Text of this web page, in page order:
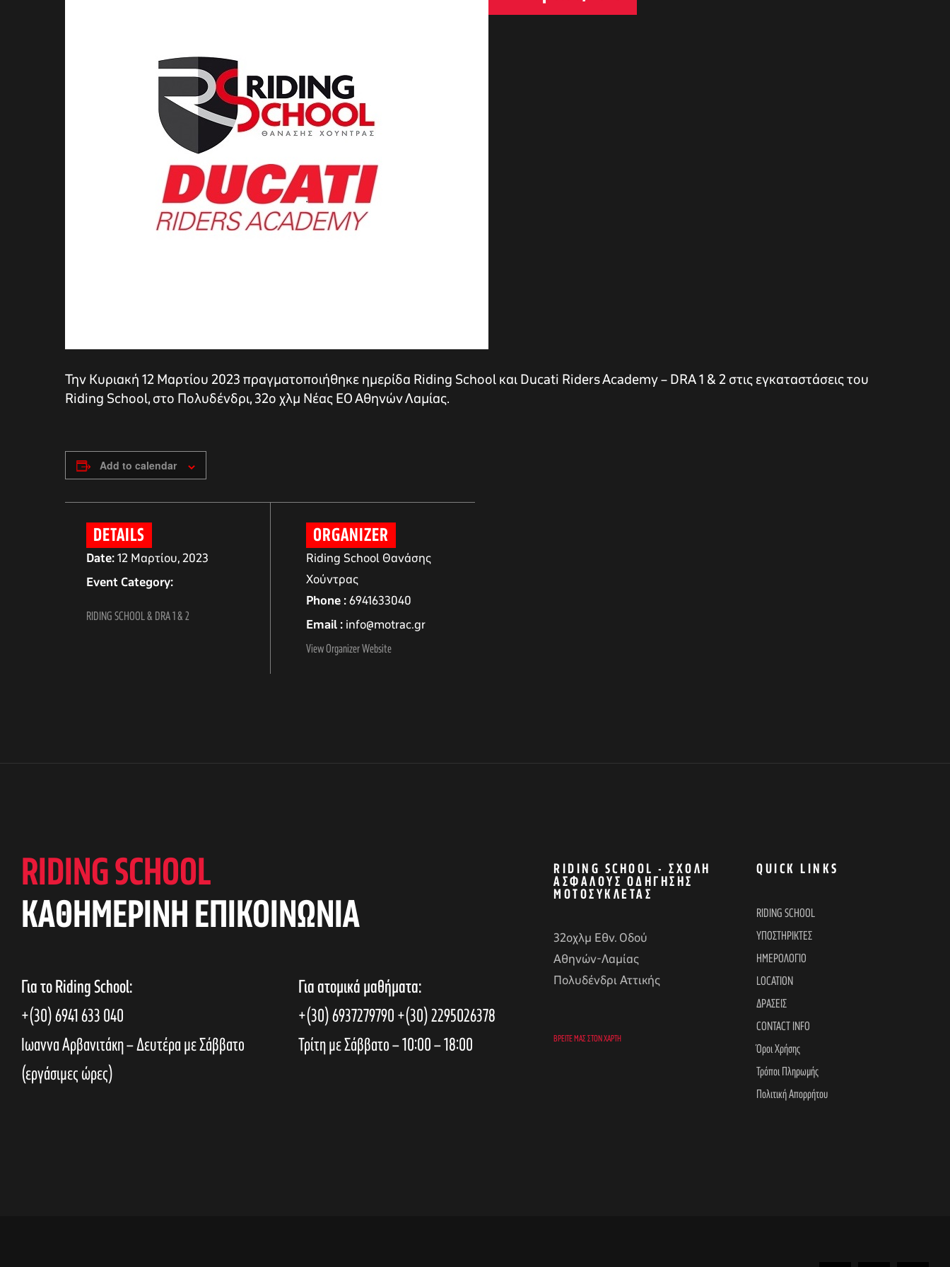
Την Κυριακή 12 Μαρτίου 2023 πραγματοποιήθηκε ημερίδα Riding School και Ducati Riders Academy – DRA 1 & 2 στις εγκαταστάσεις του
Riding School, στο Πολυδένδρι, 32ο χλμ Νέας ΕΟ Αθηνών Λαμίας.
Add to calendar
DETAILS
Date:12 Μαρτίου, 2023
Event Category:
RIDING SCHOOL & DRA 1 & 2
ORGANIZER
Riding School Θανάσης
Χούντρας
Phone 6941633040
Email info@motrac.gr
View Organizer Website
RIDING SCHOOL
KAΘΗΜΕΡΙΝΗ ΕΠΙΚΟΙΝΩΝΙΑ
Για το Riding School:
+(30) 6941 633 040
Ιωαννα Αρβανιτάκη – Δευτέρα με Σάββατο
(εργάσιμες ώρες)
Για ατομικά μαθήματα:
+(30) 6937279790+(30) 2295026378
Τρίτη με Σάββατο – 10:00 – 18:00
RIDING SCHOOL - ΣΧΟΛΉ
ΑΣΦΑΛΟΎΣ ΟΔΉΓΗΣΗΣ
ΜΟΤΟΣΥΚΛΈΤΑΣ
32οχλμ Εθν. Οδού
Αθηνών-Λαμίας
Πολυδένδρι Αττικής
ΒΡΕΊΤΕ ΜΑΣ ΣΤΟΝ ΧΆΡΤΗ
QUICK LINKS
RIDING SCHOOL
ΥΠΟΣΤΗΡΙΚΤΕΣ
ΗΜΕΡΟΛΟΓΙΟ
LOCATION
ΔΡΑΣΕΙΣ
CONTACT INFO
Όροι Χρήσης
Τρόποι Πληρωμής
Πολιτική Απορρήτου